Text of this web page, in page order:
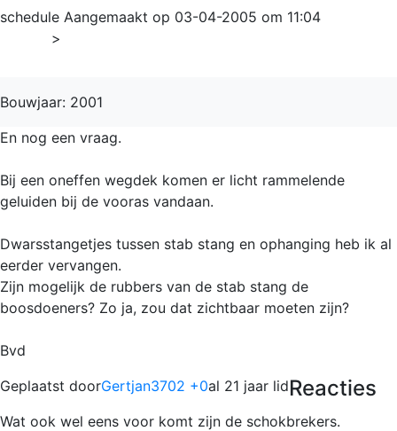
schedule Aangemaakt op 03-04-2005 om 11:04
>
Bouwjaar: 2001
En nog een vraag.
Bij een oneffen wegdek komen er licht rammelende
geluiden bij de vooras vandaan.
Dwarsstangetjes tussen stab stang en ophanging heb ik al
eerder vervangen.
Zijn mogelijk de rubbers van de stab stang de
boosdoeners? Zo ja, zou dat zichtbaar moeten zijn?
Bvd
Geplaatst doorGertjan3702 +0al 21 jaar lidReacties
Wat ook wel eens voor komt zijn de schokbrekers.